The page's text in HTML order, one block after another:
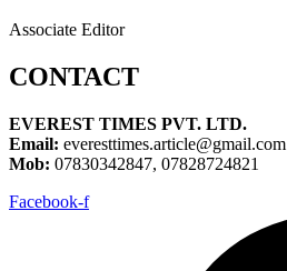
Associate Editor
CONTACT
EVEREST TIMES PVT. LTD.
Email: everesttimes.article@gmail.com
Mob: 07830342847, 07828724821
Facebook-f